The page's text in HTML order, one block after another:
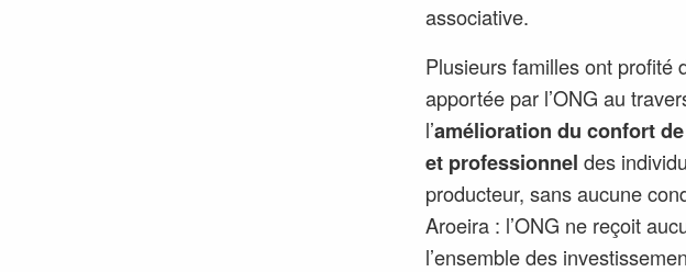
associative.
Plusieurs familles ont profité
apportée par l’ONG au
l’amélioration du confort
et professionnel des
producteur, sans aucune
Aroeira : l’ONG ne reçoit
l’ensemble des